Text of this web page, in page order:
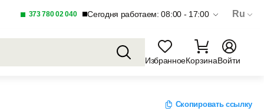
373 780 02 040 Сегодня работаем: 08:00 - 17:00 Ru
ИзбранноеКорзинаВойти
Скопировать ссылку